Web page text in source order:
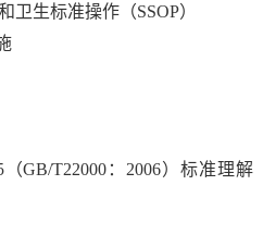
卫生标准操作（SSOP）
GB/T22000：2006）标准理解